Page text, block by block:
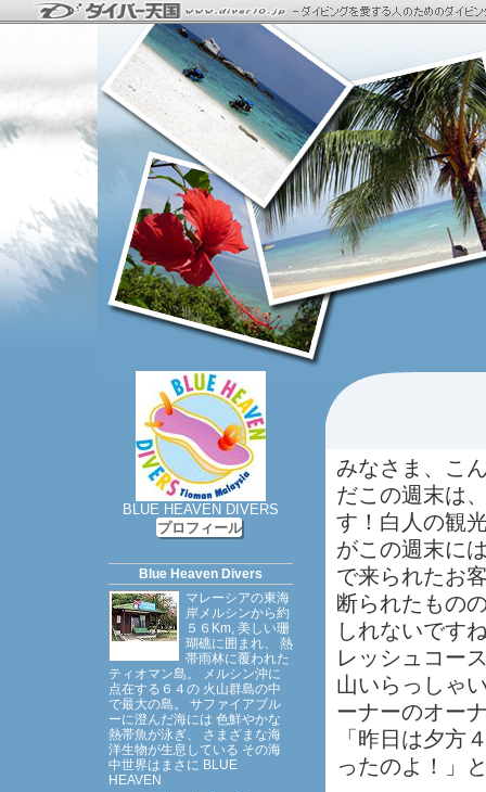
みなさま、こ
だこの週末は
す！白人の観
がこの週末に
で来られたお
断られたもの
しれないです
レッシュコー
山いらっしゃ
ーナーのオー
「昨日は夕方
ったのよ！」
BLUE HEAVEN DIVERS
プロフィール
Blue Heaven Divers
マレーシアの東海
岸メルシンから約
５６Km, 美しい珊
瑚礁に囲まれ、 熱
帯雨林に覆われた
ティオマン島。 メルシン沖に
点在する６４の 火山群島の中
で最大の島。 サファイアブル
ーに澄んだ海には 色鮮やかな
熱帯魚が泳ぎ、 さまざまな海
洋生物が生息している その海
中世界はまさに BLUE
HEAVEN